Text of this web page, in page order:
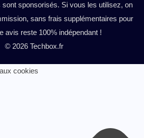
sont sponsorisés. Si vous les utilisez, on
sans frais supplémentaires pour
avis reste 100% indépendant !
© 2026 Techbox.fr
cookies